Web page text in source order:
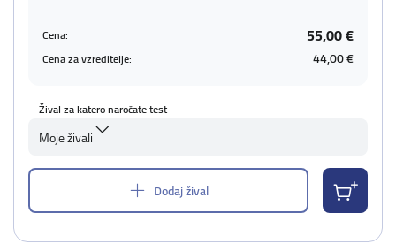
Cena: 55,00 €
Cena za vzreditelje: 44,00 €
Žival za katero naročate test
Moje živali
Dodaj žival